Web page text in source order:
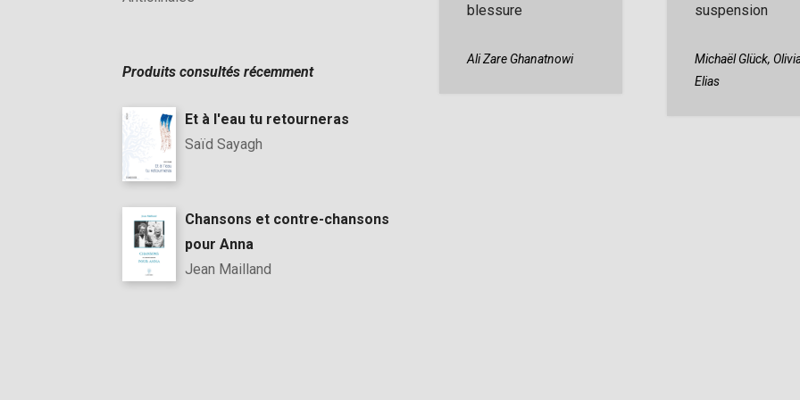
Produits consultés récemment
Et à l'eau tu retourneras
Saïd Sayagh
Chansons et contre-chansons
pour Anna
Jean Mailland
blessure
Ali Zare Ghanatnowi
suspension
Michaël Glück,
Elias